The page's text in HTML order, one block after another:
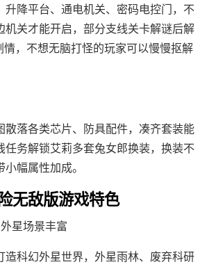
升降平台、通电机关、密码电控门，不
机关才能开启，部分支线关卡解谜后解
情，不想无脑打怪的玩家可以慢慢抠解
散落各类芯片、防具配件，凑齐套装能
任务解锁艾莉多套兔女郎换装，换装不
幅属性加成。
无敌版游戏特色
星场景丰富
造科幻外星世界，外星雨林、废弃科研